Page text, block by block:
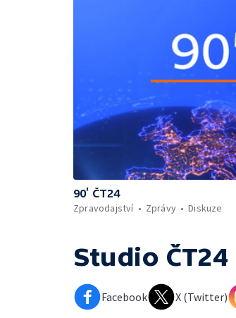
90’ ČT24
Zpravodajství
Zprávy Diskuze
Studio ČT24
Facebook X (Twitter)